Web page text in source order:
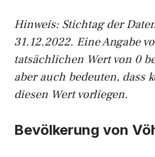
Hinweis: Stichtag der
31.12.2022. Eine Angabe
tatsächlichen Wert von 0
aber auch bedeuten, dass
diesen Wert vorliegen.
Bevölkerung von